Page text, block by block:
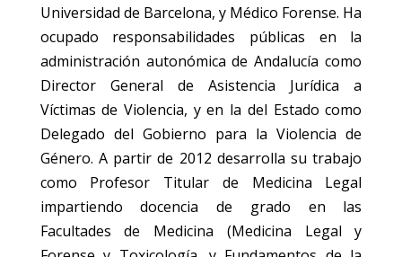
Universidad de Barcelona, y Médico Forense. Ha
ocupado responsabilidades públicas en la
administración autonómica de Andalucía como
Director General de Asistencia Jurídica a
Víctimas de Violencia, y en la del Estado como
Delegado del Gobierno para la Violencia de
Género. A partir de 2012 desarrolla su trabajo
como Profesor Titular de Medicina Legal
impartiendo docencia de grado en las
Facultades de Medicina (Medicina Legal y